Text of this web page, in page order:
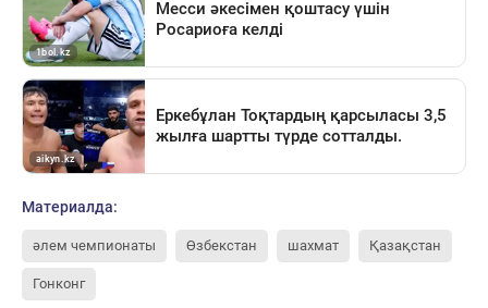
Материалда:
әлем чемпионаты Өзбекстан шахмат Қазақстан
Гонконг